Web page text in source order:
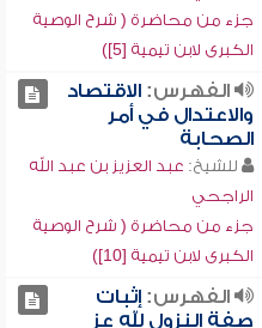
جزء من محاضرة ( شرح الوصية
الكبرى لابن تيمية [5])
الفهرس:الاقتصاد
والاعتدال في أمر
الصحابة
للشيخ: عبد العزيز بن عبد الله
الراجحي
جزء من محاضرة ( شرح الوصية
الكبرى لابن تيمية [10])
الفهرس:إثبات
صفة النزول لله عز